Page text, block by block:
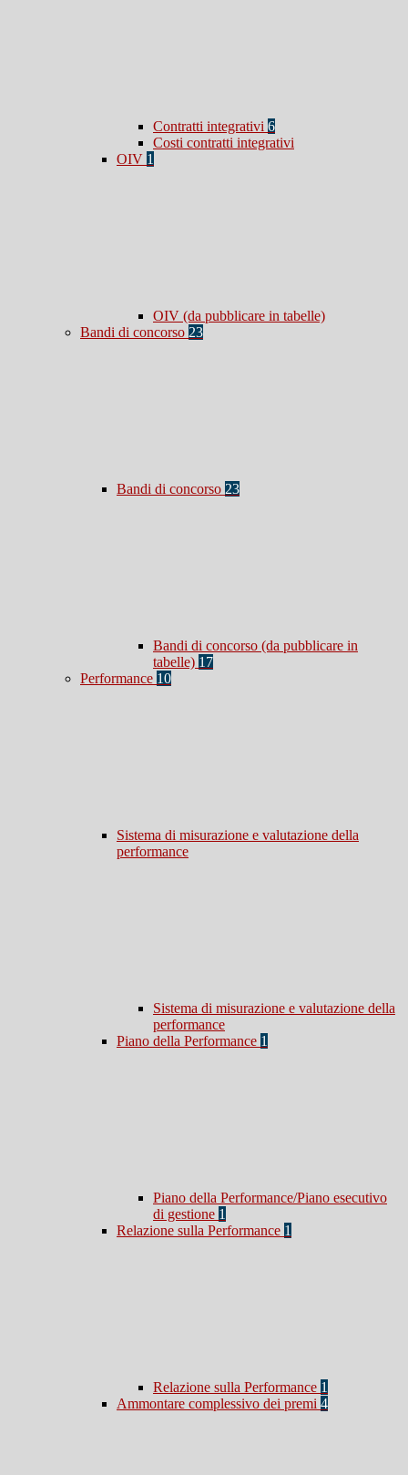
Contratti integrativi 6
Costi contratti integrativi
OIV 1
OIV (da pubblicare in tabelle)
Bandi di concorso 23
Bandi di concorso 23
Bandi di concorso (da pubblicare in
tabelle) 17
Performance 10
Sistema di misurazione e valutazione della
performance
Sistema di misurazione e valutazione della
performance
Piano della Performance 1
Piano della Performance/Piano esecutivo
di gestione 1
Relazione sulla Performance 1
Relazione sulla Performance 1
Ammontare complessivo dei premi 4